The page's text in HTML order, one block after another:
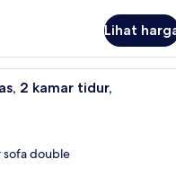
Lihat
Brankas, meja kerja, ruang
2 kamar tidur,
sofa double